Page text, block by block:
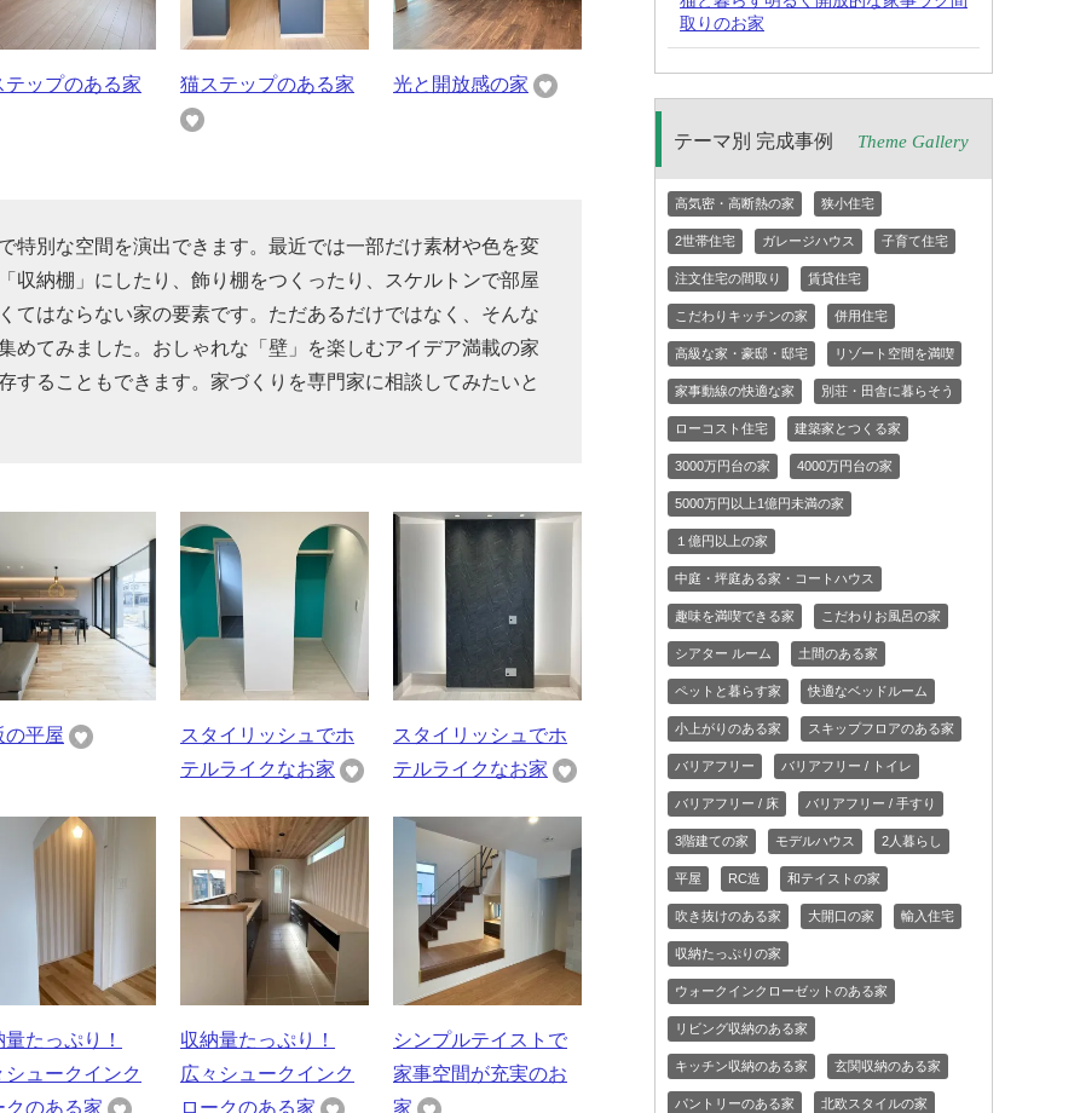
テップのある家 猫ステップのある家 光と開放感の家
特別な空間を演出できます。最近では一部だけ素材や色を変
収納棚」にしたり、飾り棚をつくったり、スケルトンで部屋
てはならない家の要素です。ただあるだけではなく、そんな
めてみました。おしゃれな「壁」を楽しむアイデア満載の家
することもできます。家づくりを専門家に相談してみたいと
の平屋
スタイリッシュでホ
テルライクなお家
スタイリッシュでホ
テルライクなお家
量たっぷり！
シュークインク
クのある家
収納量たっぷり！
広々シュークインク
ロークのある家
シンプルテイストで
家事空間が充実のお
家
取りのお家
テーマ別 完成事例 Theme Gallery
高気密・高断熱の家 狭小住宅
2世帯住宅 ガレージハウス 子育て住宅
注文住宅の間取り 賃貸住宅
こだわりキッチンの家 併用住宅
高級な家・豪邸・邸宅 リゾート空間を満喫
家事動線の快適な家 別荘・田舎に暮らそう
ローコスト住宅 建築家とつくる家
3000万円台の家 4000万円台の家
5000万円以上1億円未満の家
１億円以上の家
中庭・坪庭ある家・コートハウス
趣味を満喫できる家 こだわりお風呂の家
シアター ルーム 土間のある家
ペットと暮らす家 快適なベッドルーム
小上がりのある家 スキップフロアのある家
バリアフリー バリアフリー / トイレ
バリアフリー / 床 バリアフリー / 手すり
3階建ての家 モデルハウス 2人暮らし
平屋 RC造 和テイストの家
吹き抜けのある家 大開口の家 輸入住宅
収納たっぷりの家
ウォークインクローゼットのある家
リビング収納のある家
キッチン収納のある家 玄関収納のある家
パントリーのある家 北欧スタイルの家